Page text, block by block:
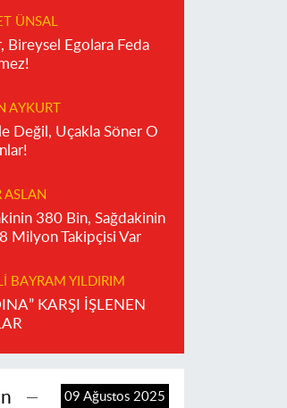
ÜNSAL
Bireysel Egolara Feda
AYKURT
Değil, Uçakla Söner O
ASLAN
380 Bin, Sağdakinin
Milyon Takipçisi Var
BAYRAM YILDIRIM
KARŞI İŞLENEN
09 Ağustos 2025